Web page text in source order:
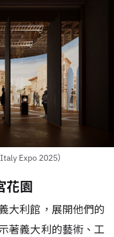
Expo 2025）
花園
大利館，展開他們的
著義大利的藝術、工